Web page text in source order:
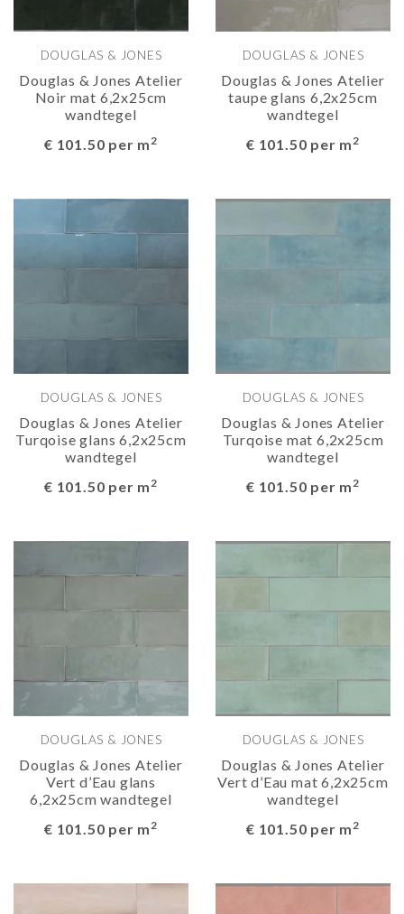
DOUGLAS & JONES
Douglas & Jones Atelier
Noir mat 6,2x25cm
wandtegel
€ 101.50 per m2
DOUGLAS & JONES
Douglas & Jones Atelier
taupe glans 6,2x25cm
wandtegel
€ 101.50 per m2
DOUGLAS & JONES
Douglas & Jones Atelier
Turqoise glans 6,2x25cm
wandtegel
€ 101.50 per m2
DOUGLAS & JONES
Douglas & Jones Atelier
Turqoise mat 6,2x25cm
wandtegel
€ 101.50 per m2
DOUGLAS & JONES
Douglas & Jones Atelier
Vert d’Eau glans
6,2x25cm wandtegel
€ 101.50 per m2
DOUGLAS & JONES
Douglas & Jones Atelier
Vert d’Eau mat 6,2x25cm
wandtegel
€ 101.50 per m2